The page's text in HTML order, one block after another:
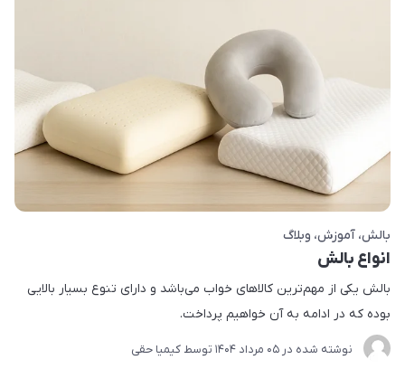
بالش آموزش وبلاگ
انواع بالش
بالش یکی از مهم‌ترین کالاهای خواب می‌باشد و دارای تنوع بسیار بالایی
بوده که در ادامه به آن خواهیم پرداخت.
نوشته شده در 05 مرداد 1404 توسط کیمیا حقی